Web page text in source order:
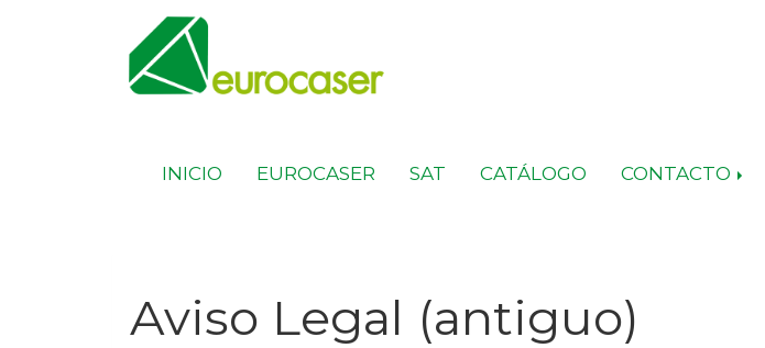
INICIO EUROCASER SAT CATÁLOGO CONTACTO
Aviso Legal (antiguo)